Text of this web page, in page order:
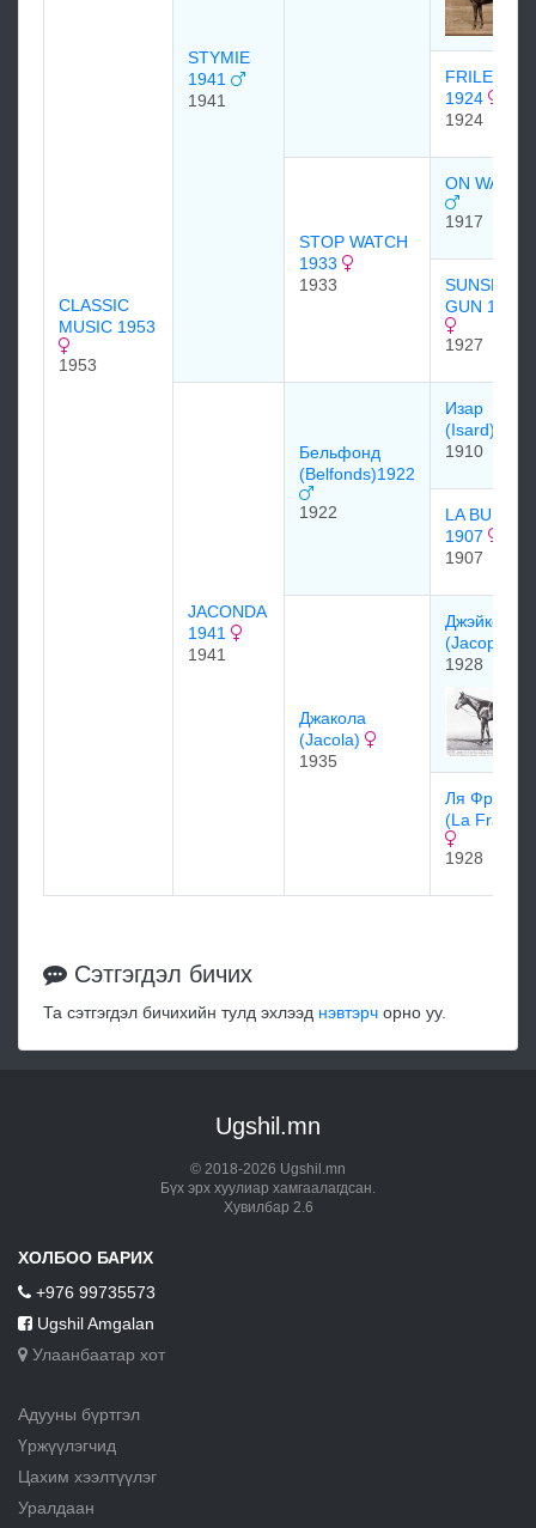
CLASSIC
MUSIC 1953
1953
STYMIE
1941
1941
FRILETTE
1924
1924
STOP WATCH
1933
1933
ON WATCH
1917
SUNSET
GUN 1927
1927
JACONDA
1941
1941
Бельфонд
(Belfonds)1922
1922
Изар
(Isard)
1910
LA BUIRE
1907
1907
Джакола
(Jacola)
1935
Джэйкопо
(Jacopo)
1928
Ля Франс
(La France)
1928
Сэтгэгдэл бичих
Та сэтгэгдэл бичихийн тулд эхлээд нэвтэрч орно уу.
Ugshil.mn
© 2018-2026 Ugshil.mn
Бүх эрх хуулиар хамгаалагдсан.
Хувилбар 2.6
ХОЛБОО БАРИХ
+976 99735573
Ugshil Amgalan
Улаанбаатар хот
Адууны бүртгэл
Үржүүлэгчид
Цахим хээлтүүлэг
Уралдаан